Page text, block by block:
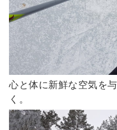
心と体に新鮮な空気を
く。